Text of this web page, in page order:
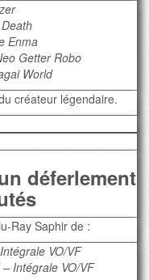
Enma
Getter Robo
World
créateur légendaire.
déferlement
Ray Saphir de :
VO/VF
Intégrale VO/VF